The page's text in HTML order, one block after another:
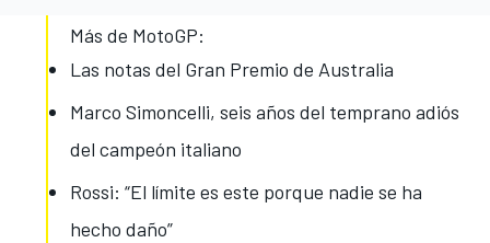
Más de MotoGP:
Las notas del Gran Premio de Australia
Marco Simoncelli, seis años del temprano adiós
del campeón italiano
Rossi: “El límite es este porque nadie se ha
hecho daño”